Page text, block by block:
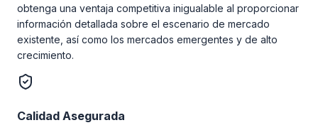
obtenga una ventaja competitiva inigualable al proporcionar
información detallada sobre el escenario de mercado
existente, así como los mercados emergentes y de alto
crecimiento.
Calidad Asegurada